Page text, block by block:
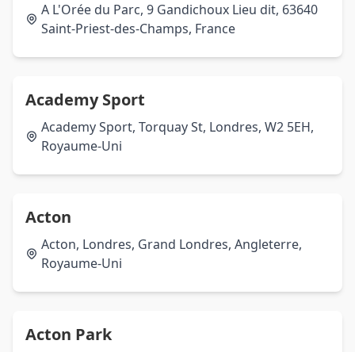
A L'Orée du Parc, 9 Gandichoux Lieu dit, 63640
Saint-Priest-des-Champs, France
Academy Sport
Academy Sport, Torquay St, Londres, W2 5EH,
Royaume-Uni
Acton
Acton, Londres, Grand Londres, Angleterre,
Royaume-Uni
Acton Park